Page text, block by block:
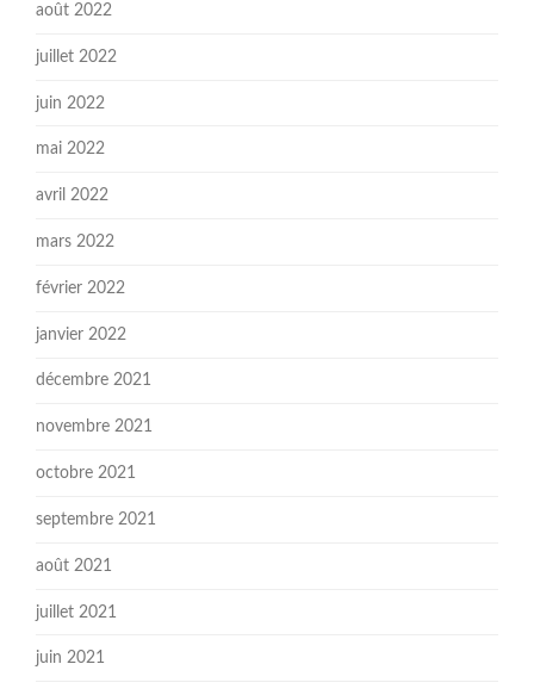
août 2022
juillet 2022
juin 2022
mai 2022
avril 2022
mars 2022
février 2022
janvier 2022
décembre 2021
novembre 2021
octobre 2021
septembre 2021
août 2021
juillet 2021
juin 2021